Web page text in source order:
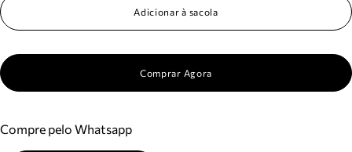
Adicionar à sacola
Comprar Agora
Compre pelo Whatsapp